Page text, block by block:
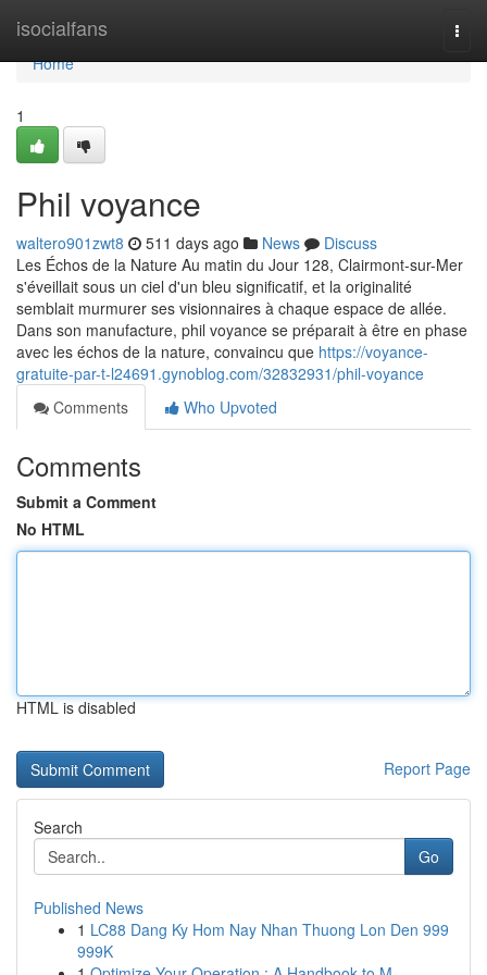
isocialfans
Home
Home
1
Phil voyance
waltero901zwt8 511 days ago News
Discuss
Les Échos de la Nature Au matin du Jour 128, Clairmont-sur-Mer
s'éveillait sous un ciel d'un bleu significatif, et la originalité
semblait murmurer ses visionnaires à chaque espace de allée.
Dans son manufacture, phil voyance se préparait à être en phase
avec les échos de la nature, convaincu que https://voyance-
gratuite-par-t-l24691.gynoblog.com/32832931/phil-voyance
Comments
Who Upvoted
Comments
Submit a Comment
No HTML
HTML is disabled
Report Page
Search
Go
Published News
1 LC88 Dang Ky Hom Nay Nhan Thuong Lon Den 999
999K